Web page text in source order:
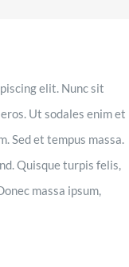
elit. Nunc sit
Ut sodales enim et
Sed et tempus massa.
Quisque turpis felis,
massa ipsum,